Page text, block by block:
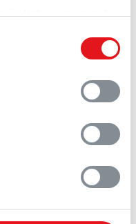
im Rahmen
1.
Mehr